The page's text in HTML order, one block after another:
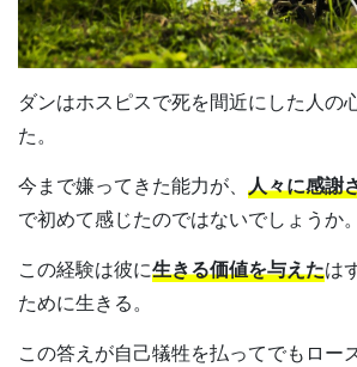
ダンはホスピスで死を間近にした人の
た。
今まで嫌ってきた能力が、 人々に感謝
で初めて感じたのではないでしょうか。
この経験は彼に生きる価値を与えたは
ために生きる。
この答えが自己犠牲を払ってでもロー